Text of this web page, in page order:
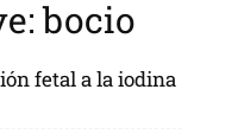
bocio
fetal a la iodina